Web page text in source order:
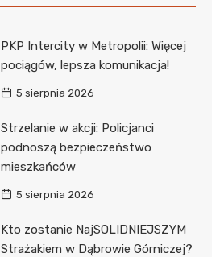
PKP Intercity w Metropolii: Więcej
pociągów, lepsza komunikacja!
5 sierpnia 2026
Strzelanie w akcji: Policjanci
podnoszą bezpieczeństwo
mieszkańców
5 sierpnia 2026
Kto zostanie NajSOLIDNIEJSZYM
Strażakiem w Dąbrowie Górniczej?